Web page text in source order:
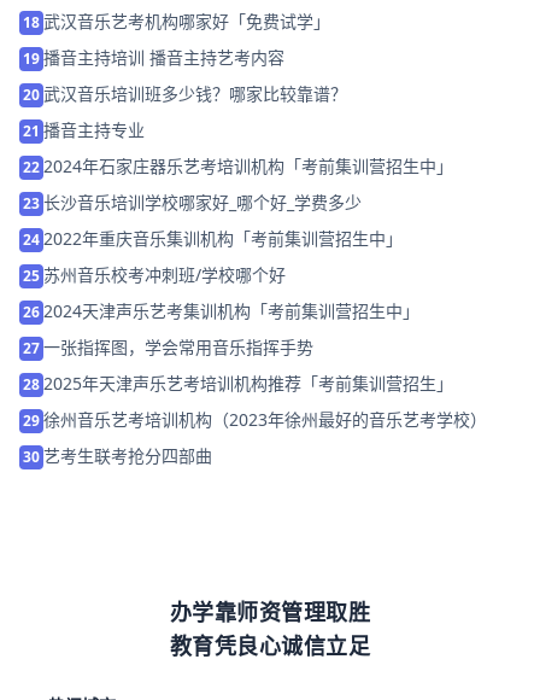
18武汉音乐艺考机构哪家好「免费试学」
19 播音主持培训 播音主持艺考内容
20武汉音乐培训班多少钱？哪家比较靠谱？
21 播音主持专业
222024年石家庄器乐艺考培训机构「考前集训营招生中」
23长沙音乐培训学校哪家好_哪个好_学费多少
242022年重庆音乐集训机构「考前集训营招生中」
25苏州音乐校考冲刺班/学校哪个好
262024天津声乐艺考集训机构「考前集训营招生中」
27一张指挥图，学会常用音乐指挥手势
282025年天津声乐艺考培训机构推荐「考前集训营招生」
29徐州音乐艺考培训机构（2023年徐州最好的音乐艺考学校）
30艺考生联考抢分四部曲
办学靠师资管理取胜
教育凭良心诚信立足